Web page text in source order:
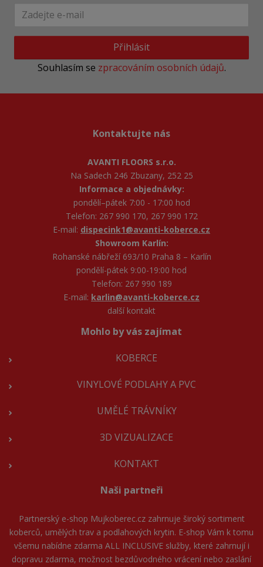
Přihlásit
Souhlasím se zpracováním osobních údajů.
Kontaktujte nás
AVANTI FLOORS s.r.o.
Na Sadech 246 Zbuzany, 252 25
Informace a objednávky:
pondělí–pátek 7:00 - 17:00 hod
Telefon: 267 990 170, 267 990 172
E-mail: dispecink1@avanti-koberce.cz
Showroom Karlín:
Rohanské nábřeží 693/10 Praha 8 – Karlín
pondělí-pátek 9:00-19:00 hod
Telefon: 267 990 189
E-mail: karlin@avanti-koberce.cz
další kontakt
Mohlo by vás zajímat
KOBERCE
VINYLOVÉ PODLAHY A PVC
UMĚLÉ TRÁVNÍKY
3D VIZUALIZACE
KONTAKT
Naši partneři
Partnerský e-shop Mujkoberec.czzahrnuje široký sortiment
koberců, umělých trav a podlahových krytin. E-shop Vám k tomu
všemu nabídne zdarma ALL INCLUSIVE služby, které zahrnují i
dopravu zdarma, možnost bezdůvodného vrácení nebo zaslání